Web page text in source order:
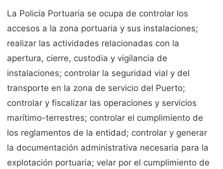
La Policía Portuaria se ocupa de controlar los
accesos a la zona portuaria y sus instalaciones;
realizar las actividades relacionadas con la
apertura, cierre, custodia y vigilancia de
instalaciones; controlar la seguridad vial y del
transporte en la zona de servicio del Puerto;
controlar y fiscalizar las operaciones y servicios
marítimo-terrestres; controlar el cumplimiento de
los reglamentos de la entidad; controlar y generar
la documentación administrativa necesaria para la
explotación portuaria; velar por el cumplimiento de